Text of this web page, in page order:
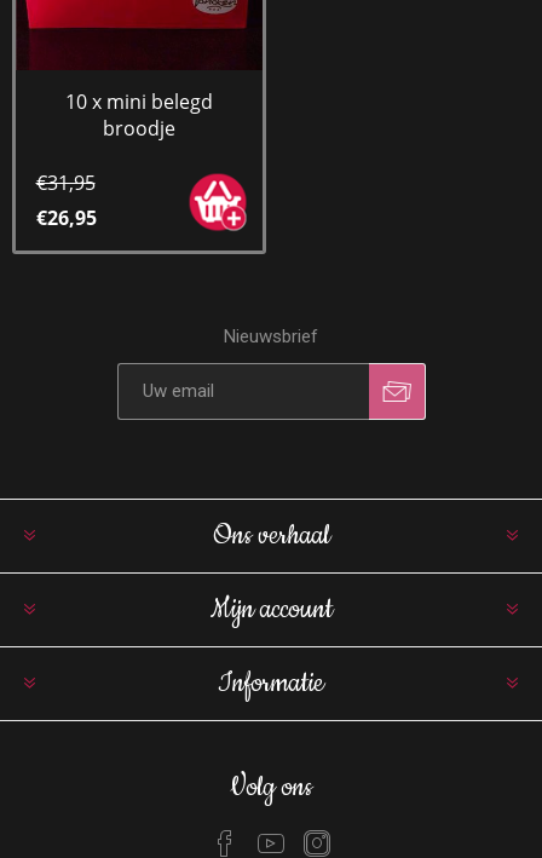
10 x mini belegd
broodje
€31,95
€26,95
Nieuwsbrief
Ons verhaal
Mijn account
Informatie
Volg ons